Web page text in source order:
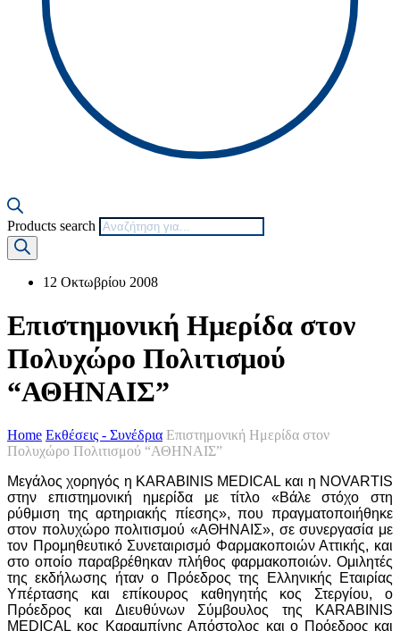
Products search
12 Οκτωβρίου 2008
Επιστημονική Ημερίδα στον
Πολυχώρο Πολιτισμού
“ΑΘΗΝΑΙΣ”
Home Εκθέσεις - Συνέδρια Επιστημονική Ημερίδα στον
Πολυχώρο Πολιτισμού “ΑΘΗΝΑΙΣ”
Μεγάλος χορηγός η KARABINIS MEDICAL και η NOVARTIS
στην επιστημονική ημερίδα με τίτλο «Βάλε στόχο στη
ρύθμιση της αρτηριακής πίεσης», που πραγματοποιήθηκε
στον πολυχώρο πολιτισμού «ΑΘΗΝΑΙΣ», σε συνεργασία με
τον Προμηθευτικό Συνεταιρισμό Φαρμακοποιών Αττικής, και
στο οποίο παραβρέθηκαν πλήθος φαρμακοποιών. Ομιλητές
της εκδήλωσης ήταν ο Πρόεδρος της Ελληνικής Εταιρίας
Υπέρτασης και επίκουρος καθηγητής κος Στεργίου, ο
Πρόεδρος και Διευθύνων Σύμβουλος της KARABINIS
MEDICAL κος Καραμπίνης Απόστολος και ο Πρόεδρος και